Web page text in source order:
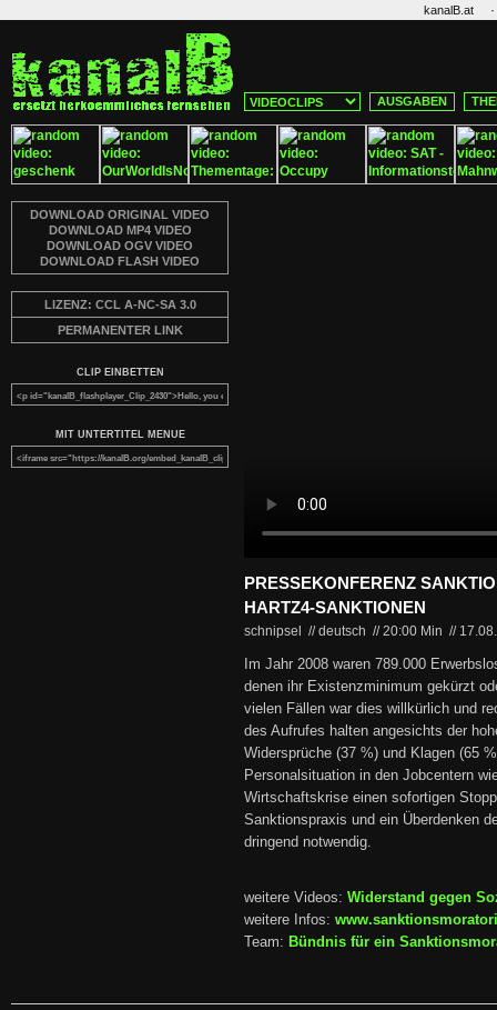
kanalB.at ·
AUSGABEN
DOWNLOAD ORIGINAL VIDEO
DOWNLOAD MP4 VIDEO
DOWNLOAD OGV VIDEO
DOWNLOAD FLASH VIDEO
LIZENZ: CCL A-NC-SA 3.0
PERMANENTER LINK
CLIP EINBETTEN
MIT UNTERTITEL MENUE
PRESSEKONFERENZ
HARTZ4-SANKTIONEN
schnipsel // deutsch //20:00 Min //
Im Jahr 2008 waren 789.000
denen ihr Existenzminimum gekürzt
vielen Fällen war dies willkürlich und
des Aufrufes halten angesichts der
Widersprüche (37 %) und Klagen (65
Personalsituation in den Jobcentern
Wirtschaftskrise einen sofortigen
Sanktionspraxis und ein Überdenken
dringend notwendig.
weitere Videos: Widerstand gegen
weitere Infos:
Team: Bündnis für ein